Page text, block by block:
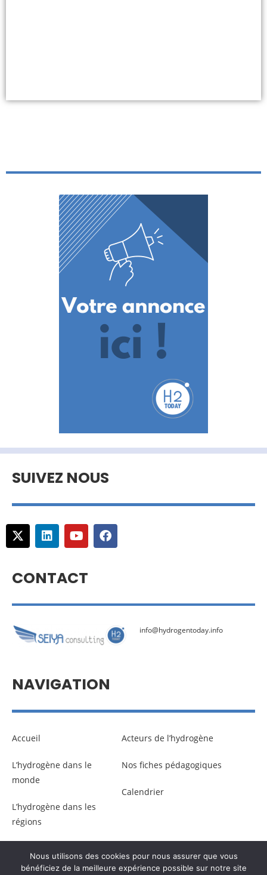
SUIVEZ NOUS
CONTACT
info@hydrogentoday.info
NAVIGATION
Accueil
L’hydrogène dans le
monde
L’hydrogène dans les
régions
Acteurs de l’hydrogène
Nos fiches pédagogiques
Calendrier
© Copyright –Communicaweb 2026
Nous utilisons des cookies pour nous assurer que vous
bénéficiez de la meilleure expérience possible sur notre site